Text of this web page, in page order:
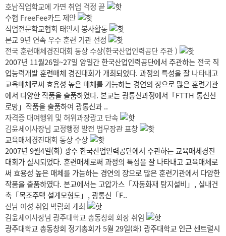
호남직업학교에 가면 취업 걱정 끝
수협 FreeFee카드 제안
직업전문학교협회 태안서 봉사활동
본교 9년 연속 우수 훈련 기관 선정
전국 훈련매체경진대회 동상 수상(한국산업인력공단 주관 )
2007년 11월26일~27일 양일간 한국산업인력공단에서 주관하는 전국 직
업능력개발 훈련매체 경진대회가 개최되었다. 과정의 특성을 잘 나타내고
교육매체로써 효용성 높은 매체를 가늠하는 경연의 장으로 많은 훈련기관
에서 다양한 작품을 출품하였다. 본교는 광통신과정에서「FTTH 통신선
로망」작품을 출품하여 광통신과 ..
자격증 대여행위 및 허위과장광고 단속
김윤세이사장님 교정행정 발전 법무장관 표창
교육매체경진대회 동상 수상
2007년 9월4일(화) 광주 한국산업인력공단에서 주관하는 교육매체경진
대회가 실시되었다. 훈련매체로써 과정의 특성을 잘 나타내고 교육매체로
써 효용성 높은 매체를 가늠하는 경연의 장으로 많은 훈련기관에서 다양한
작품을 출품하였다. 본교에서는 고압가스「자동화재 탐지설비」, 실내건
축「목조주택 설계모형도」, 광통신「F..
전남 여성 취업 박람회 개최
김윤세이사장님 광주대학교 총동창회 회장 취임
광주대학교 총동창회 정기총회가 5월 29일(화) 광주대학교 인근 센트럴시